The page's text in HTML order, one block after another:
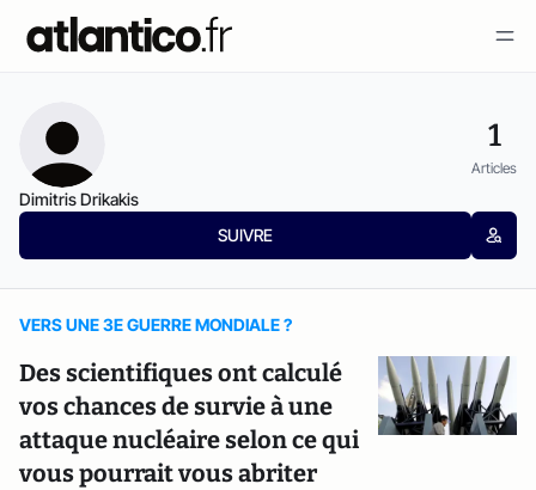
1
Articles
Dimitris Drikakis
SUIVRE
VERS UNE 3E GUERRE MONDIALE ?
Des scientifiques ont calculé
vos chances de survie à une
attaque nucléaire selon ce qui
vous pourrait vous abriter